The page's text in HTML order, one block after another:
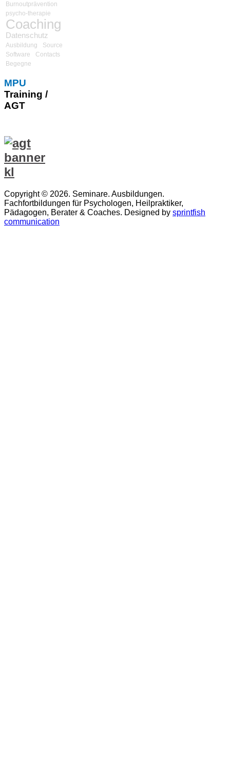
Burnoutprävention
psycho-therapie
Coaching
Datenschutz
Ausbildung
Source
Software
Contacts
Begegne
MPU
Training /
AGT
Copyright © 2026. Seminare. Ausbildungen.
Fachfortbildungen für Psychologen, Heilpraktiker,
Pädagogen, Berater & Coaches. Designed by sprintfish
communication